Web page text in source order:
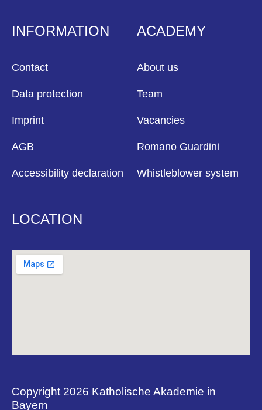
INFORMATION
Contact
Data protection
Imprint
AGB
Accessibility declaration
ACADEMY
About us
Team
Vacancies
Romano Guardini
Whistleblower system
LOCATION
Copyright 2026 Katholische Akademie in
Bayern